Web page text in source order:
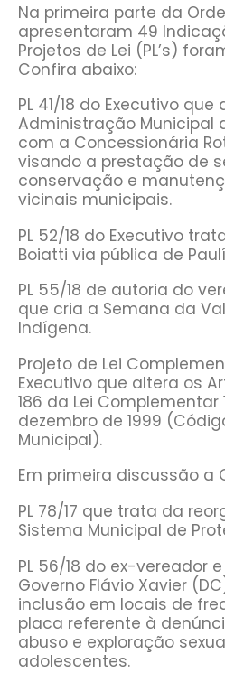
Na primeira parte da
apresentaram 49
Projetos de Lei (PL’s)
Confira abaixo:
PL 41/18 do Executivo que
Administração Municipal
com a Concessionária
visando a prestação de
conservação e
vicinais municipais.
PL 52/18 do Executivo
Boiatti via pública de
PL 55/18 de autoria do
que cria a Semana da
Indígena.
Projeto de Lei
Executivo que altera os
186 da Lei Complementar
dezembro de 1999
Municipal).
Em primeira discussão a
PL 78/17 que trata da
Sistema Municipal de
PL 56/18 do ex-vereador
Governo Flávio Xavier
inclusão em locais de
placa referente à
abuso e exploração
adolescentes.